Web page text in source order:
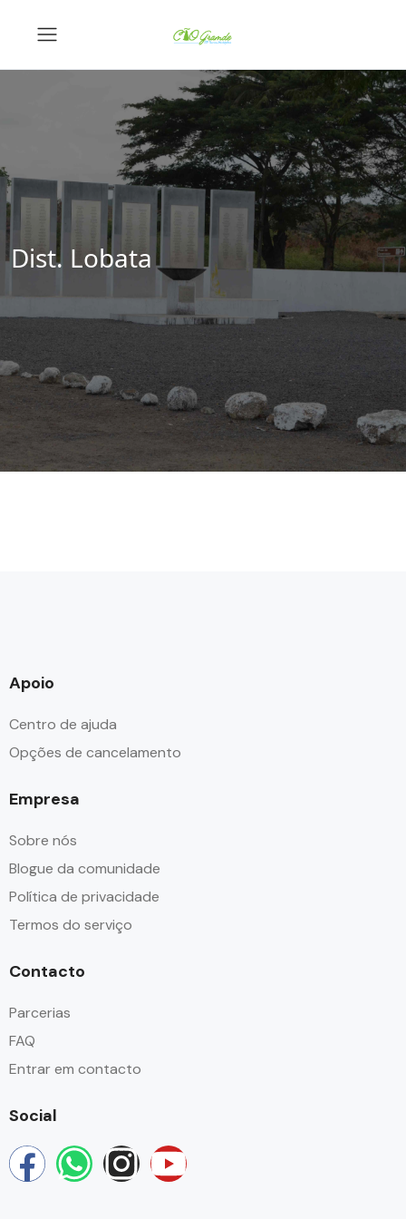
Dist. Lobata
Apoio
Centro de ajuda
Opções de cancelamento
Empresa
Sobre nós
Blogue da comunidade
Política de privacidade
Termos do serviço
Contacto
Parcerias
FAQ
Entrar em contacto
Social